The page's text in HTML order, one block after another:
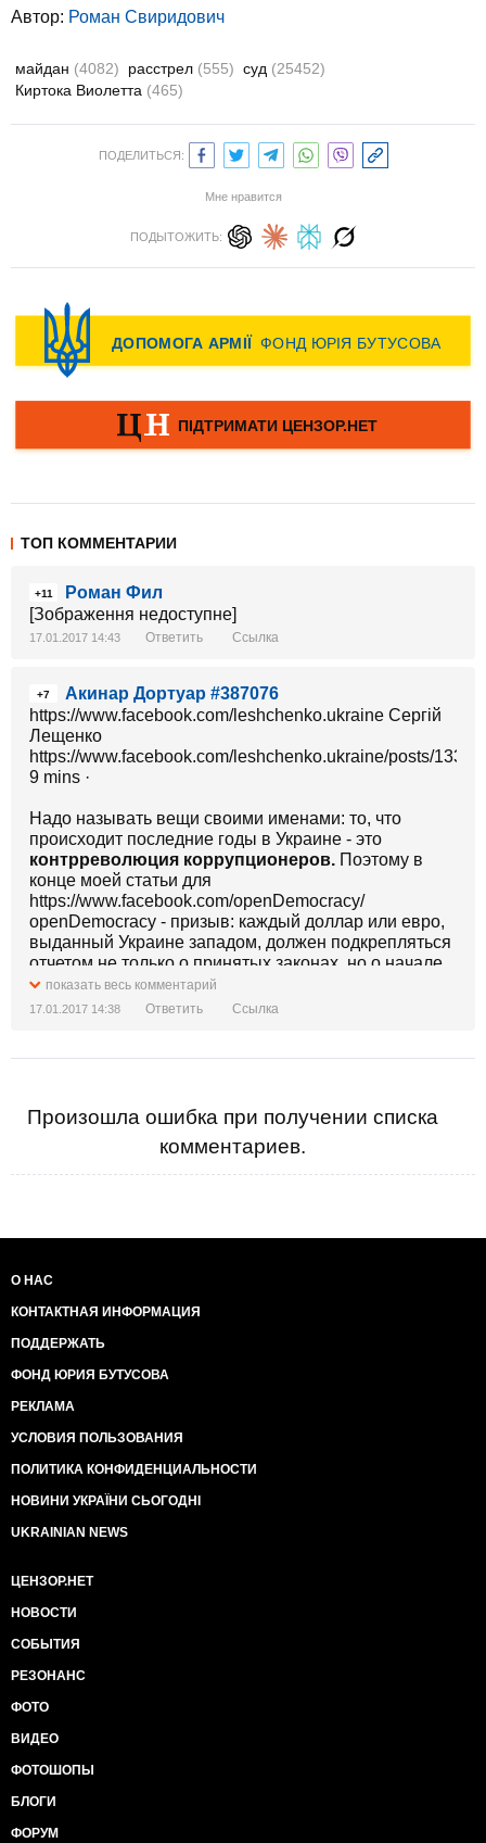
Автор: Роман Свиридович
майдан (4082) расстрел (555) суд (25452)
Киртока Виолетта (465)
ПОДЕЛИТЬСЯ:
Мне нравится
ПОДЫТОЖИТЬ:
ТОП КОММЕНТАРИИ
+11
Роман Фил
[Зображення недоступне]
17.01.2017 14:43 Ответить Ссылка
+7
Акинар Дортуар #387076
https://www.facebook.com/leshchenko.ukraine Сергій
Лещенко
https://www.facebook.com/leshchenko.ukraine/posts/
9 mins ·
Надо называть вещи своими именами: то, что
происходит последние годы в Украине - это
контрреволюция коррупционеров. Поэтому в
конце моей статьи для
https://www.facebook.com/openDemocracy/
openDemocracy - призыв: каждый доллар или евро,
выданный Украине западом, должен подкрепляться
отчетом не только о принятых законах, но о начале
успешного их выполнения. Иначе вы просто еще и
еще даете коррупционерам денег для дальнейшего
показать весь комментарий
17.01.2017 14:38 Ответить Ссылка
Произошла ошибка при получении списка
комментариев.
О НАС
КОНТАКТНАЯ ИНФОРМАЦИЯ
ПОДДЕРЖАТЬ
ФОНД ЮРИЯ БУТУСОВА
РЕКЛАМА
УСЛОВИЯ ПОЛЬЗОВАНИЯ
ПОЛИТИКА КОНФИДЕНЦИАЛЬНОСТИ
НОВИНИ УКРАЇНИ СЬОГОДНІ
UKRAINIAN NEWS
ЦЕНЗОР.НЕТ
НОВОСТИ
СОБЫТИЯ
РЕЗОНАНС
ФОТО
ВИДЕО
ФОТОШОПЫ
БЛОГИ
ФОРУМ